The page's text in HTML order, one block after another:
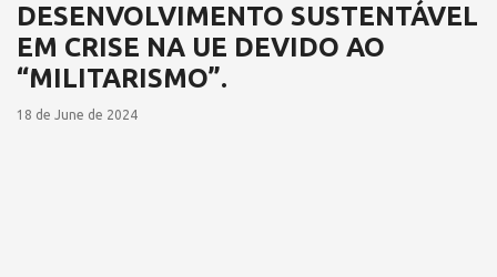
DESENVOLVIMENTO SUSTENTÁVEL
EM CRISE NA UE DEVIDO AO
“MILITARISMO”.
18 de June de 2024